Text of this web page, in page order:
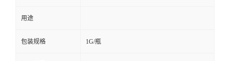
用途
包装规格 1G/瓶